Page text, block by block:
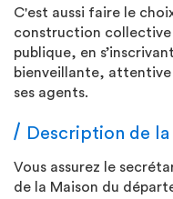
C'est aussi faire le
construction collective
publique, en
bienveillante,
ses agents.
Description de la
Vous assurez le
de la Maison du